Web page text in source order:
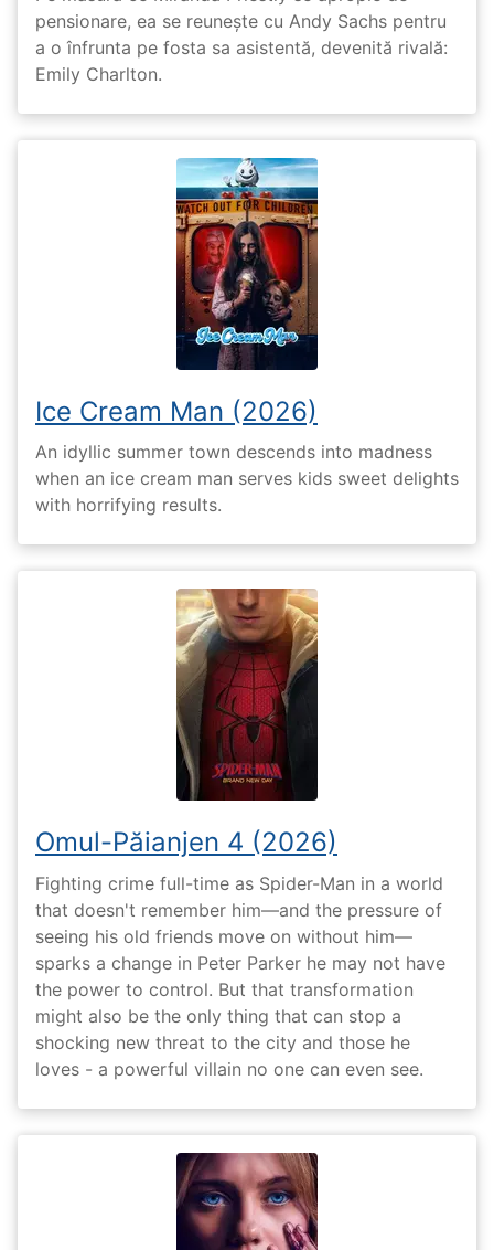
pensionare, ea se reunește cu Andy Sachs pentru
a o înfrunta pe fosta sa asistentă, devenită rivală:
Emily Charlton.
Ice Cream Man (2026)
An idyllic summer town descends into madness
when an ice cream man serves kids sweet delights
with horrifying results.
Omul-Păianjen 4 (2026)
Fighting crime full-time as Spider-Man in a world
that doesn't remember him—and the pressure of
seeing his old friends move on without him—
sparks a change in Peter Parker he may not have
the power to control. But that transformation
might also be the only thing that can stop a
shocking new threat to the city and those he
loves - a powerful villain no one can even see.